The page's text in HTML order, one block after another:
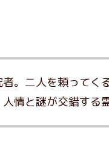
。二人を頼って
情と謎が交錯する霊